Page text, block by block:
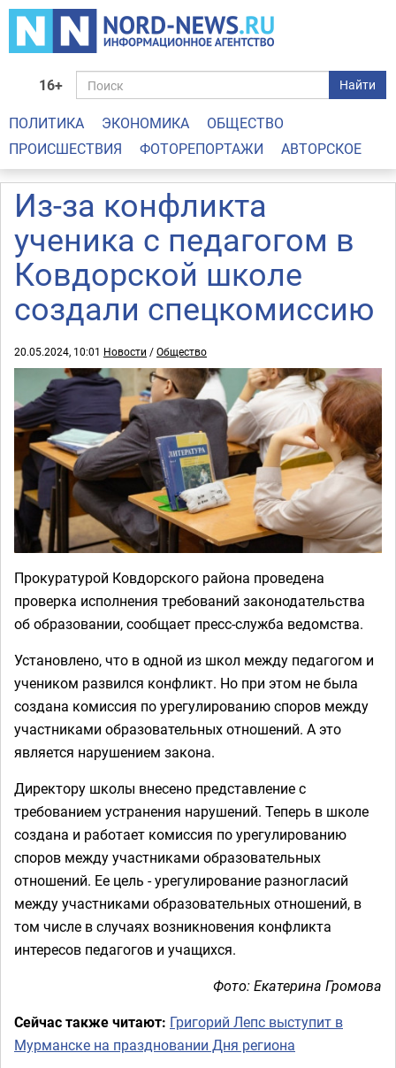
16+ Найти
ПОЛИТИКА ЭКОНОМИКА
ОБЩЕСТВО
ПРОИСШЕСТВИЯ
ФОТОРЕПОРТАЖИ АВТОРСКОЕ
Из-за конфликта
ученика с педагогом в
Ковдорской школе
создали спецкомиссию
20.05.2024, 10:01 Новости /Общество
Прокуратурой Ковдорского района проведена
проверка исполнения требований законодательства
об образовании, сообщает пресс-служба ведомства.
Установлено, что в одной из школ между педагогом и
учеником развился конфликт. Но при этом не была
создана комиссия по урегулированию споров между
участниками образовательных отношений. А это
является нарушением закона.
Директору школы внесено представление с
требованием устранения нарушений. Теперь в школе
создана и работает комиссия по урегулированию
споров между участниками образовательных
отношений. Ее цель - урегулирование разногласий
между участниками образовательных отношений, в
том числе в случаях возникновения конфликта
интересов педагогов и учащихся.
Фото: Екатерина Громова
Сейчас также читают: Григорий Лепс выступит в
Мурманске на праздновании Дня региона